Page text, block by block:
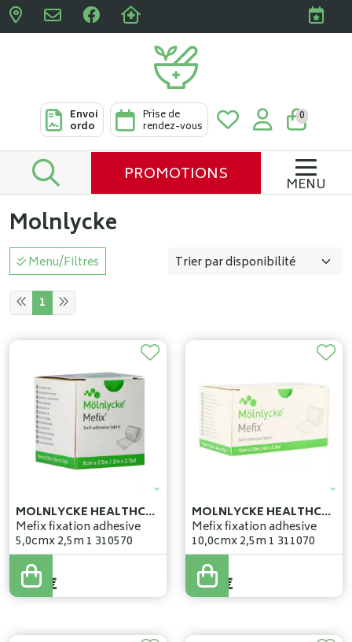
Pharmacies Clabots &
Envoi
ordo
Prise de
rendez-vous
0
PROMOTIONS MENU
Molnlycke
Menu/Filtres
1
MOLNLYCKE HEALTHCARE
Mefix fixation adhesive
5,0cmx 2,5m 1 310570
2,14 €
MOLNLYCKE HEALTHCARE
Mefix fixation adhesive
10,0cmx 2,5m 1 311070
3,73 €